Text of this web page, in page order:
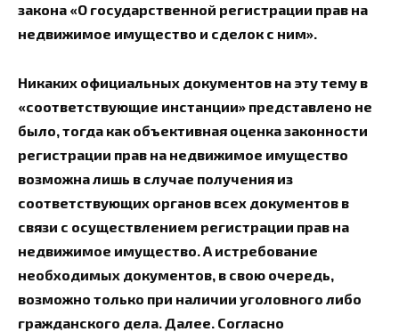
закона «О государственной регистрации прав на
недвижимое имущество и сделок с ним».
Никаких официальных документов на эту тему в
«соответствующие инстанции» представлено не
было, тогда как объективная оценка законности
регистрации прав на недвижимое имущество
возможна лишь в случае получения из
соответствующих органов всех документов в
связи с осуществлением регистрации прав на
недвижимое имущество. А истребование
необходимых документов, в свою очередь,
возможно только при наличии уголовного либо
гражданского дела. Далее. Согласно